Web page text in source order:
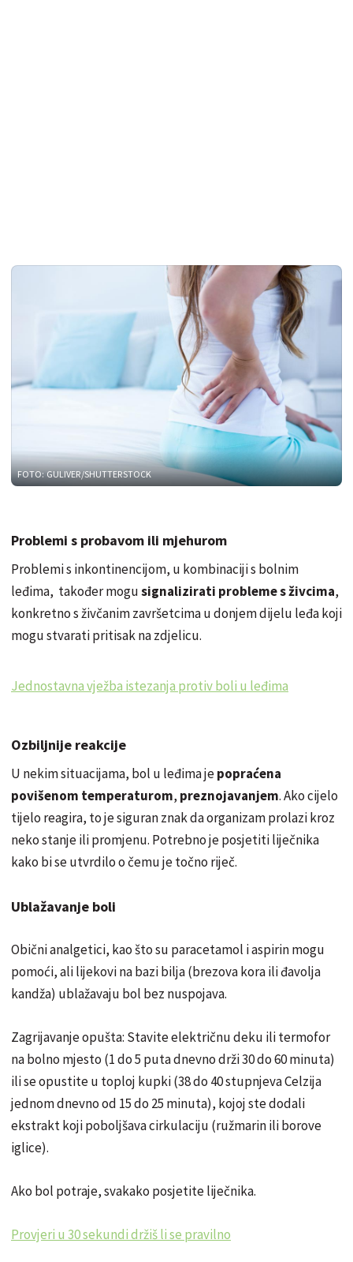
FOTO: GULIVER/SHUTTERSTOCK
Problemi s probavom ili mjehurom
Problemi s inkontinencijom, u kombinaciji s bolnim
leđima, također mogusignalizirati probleme s živcima,
konkretno s živčanim završetcima u donjem dijelu leđa koji
mogu stvarati pritisak na zdjelicu.
Jednostavna vježba istezanja protiv boli u leđima
Ozbiljnije reakcije
U nekim situacijama, bol u leđima jepopraćena
povišenom temperaturom, preznojavanjem. Ako cijelo
tijelo reagira, to je siguran znak da organizam prolazi kroz
neko stanje ili promjenu. Potrebno je posjetiti liječnika
kako bi se utvrdilo o čemu je točno riječ.
Ublažavanje boli
Obični analgetici, kao što su paracetamol i aspirin mogu
pomoći, ali lijekovi na bazi bilja (brezova kora ili đavolja
kandža) ublažavaju bol bez nuspojava.
Zagrijavanje opušta: Stavite električnu deku ili termofor
na bolno mjesto (1 do 5 puta dnevno drži 30 do 60 minuta)
ili se opustite u toploj kupki (38 do 40 stupnjeva Celzija
jednom dnevno od 15 do 25 minuta), kojoj ste dodali
ekstrakt koji poboljšava cirkulaciju (ružmarin ili borove
iglice).
Ako bol potraje, svakako posjetite liječnika.
Provjeri u 30 sekundi držiš li se pravilno